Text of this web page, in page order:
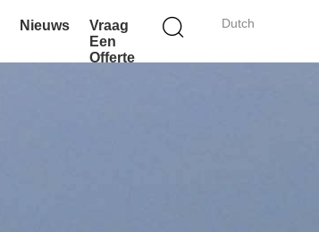
Dutch
Nieuws
Vraag
Een
Offerte